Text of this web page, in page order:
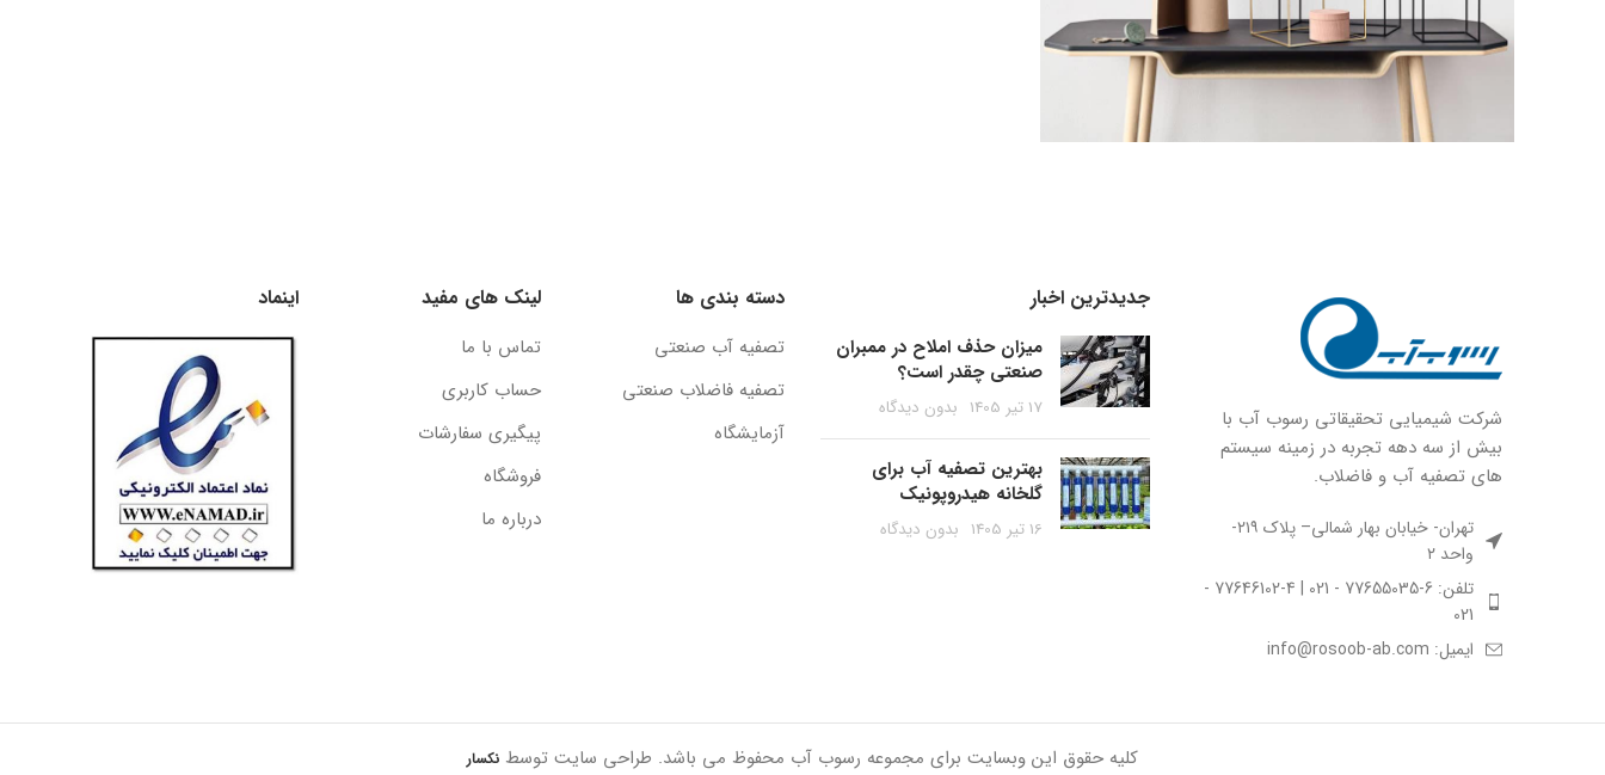
شركت شيميايى تحقیقاتی رسوب آب با
بيش از سه دهه تجربه در زمينه سيستم
هاى تصفيه آب و فاضلاب.
تهران- خیابان بهار شمالی– پلاک ۲۱۹-
واحد ۲
تلفن: 6-77655035 - 021 | 4-77646102 -
021
ایمیل: info@rosoob-ab.com
جدیدترین اخبار
میزان حذف املاح در ممبران
صنعتی چقدر است؟
17 تیر 1405 بدون دیدگاه
بهترین تصفیه آب برای
گلخانه هیدروپونیک
16 تیر 1405 بدون دیدگاه
دسته بندی ها
تصفیه آب صنعتی
تصفیه فاضلاب صنعتی
آزمایشگاه
لینک های مفید
تماس با ما
حساب کاربری
پیگیری سفارشات
فروشگاه
درباره ما
اینماد
کلیه حقوق این وبسایت برای مجموعه رسوب آب محفوظ می باشد. طراحی سایت توسط نکسار